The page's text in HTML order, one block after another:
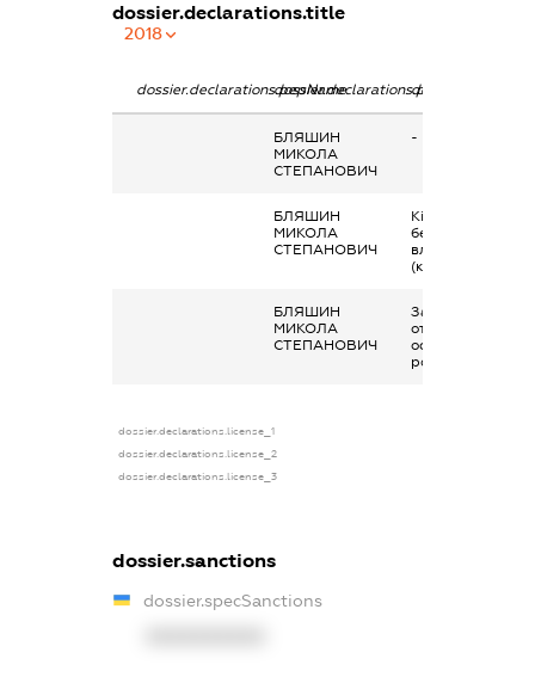
dossier.declarations.title
2018
dossier.declarations.pepNamedossier.declarations.personName
БЛЯШИН
МИКОЛА
СТЕПАНОВИЧ
-
БЛЯШИН
МИКОЛА
СТЕПАНОВИЧ
Кінцевий
бенефіціарний
власник
(контролер)
БЛЯШИН
МИКОЛА
СТЕПАНОВИЧ
Заробітна плата
отримана за
основним місцем
роботи
dossier.declarations.license_1
dossier.declarations.license_2
dossier.declarations.license_3
dossier.sanctions
dossier.specSanctions